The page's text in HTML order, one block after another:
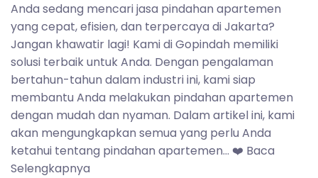
Anda sedang mencari jasa pindahan apartemen
yang cepat, efisien, dan terpercaya di Jakarta?
Jangan khawatir lagi! Kami di Gopindah memiliki
solusi terbaik untuk Anda. Dengan pengalaman
bertahun-tahun dalam industri ini, kami siap
membantu Anda melakukan pindahan apartemen
dengan mudah dan nyaman. Dalam artikel ini, kami
akan mengungkapkan semua yang perlu Anda
ketahui tentang pindahan apartemen… ❤️ Baca
Selengkapnya